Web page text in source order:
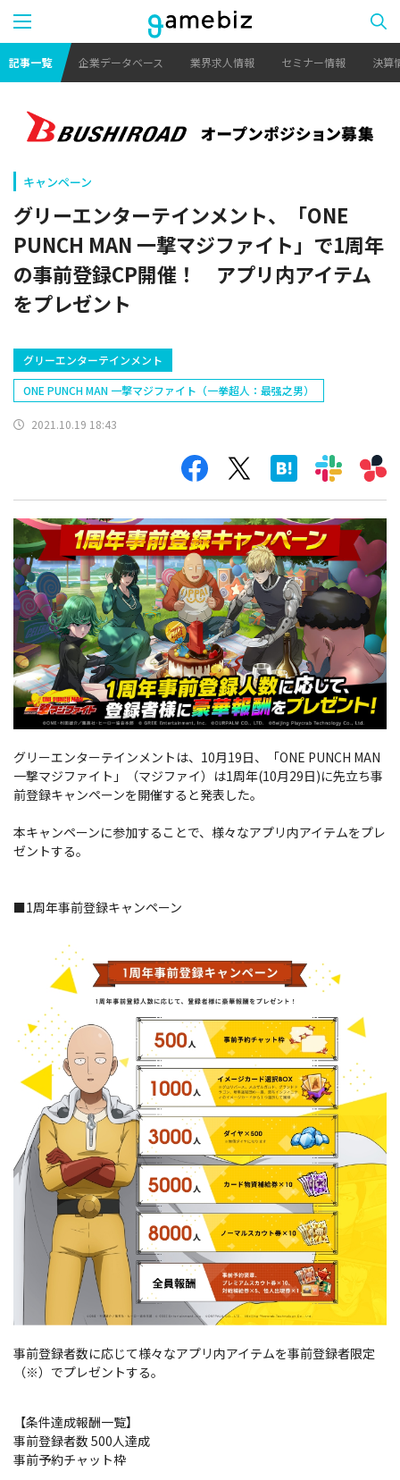
記事一覧 企業データベース 業界求人情報 セミナー情報 決算
キャンペーン
グリーエンターテインメント、「ONE
PUNCH MAN 一撃マジファイト」で1周年
の事前登録CP開催！ アプリ内アイテム
をプレゼント
グリーエンターテインメント
ONE PUNCH MAN 一撃マジファイト（一拳超人：最强之男）
2021.10.19 18:43
グリーエンターテインメントは、10月19日、「ONE PUNCH MAN
一撃マジファイト」（マジファイ）は1周年(10月29日)に先立ち事
前登録キャンペーンを開催すると発表した。
本キャンペーンに参加することで、様々なアプリ内アイテムをプレ
ゼントする。
■1周年事前登録キャンペーン
事前登録者数に応じて様々なアプリ内アイテムを事前登録者限定
（※）でプレゼントする。
【条件達成報酬一覧】
事前登録者数 500人達成
事前予約チャット枠